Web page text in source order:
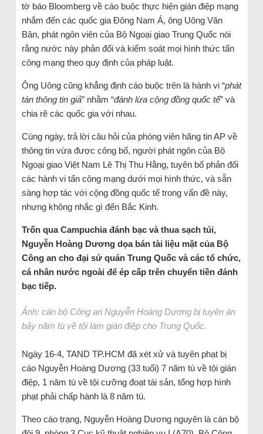
tờ báo Bloomberg về cáo buộc thực hiện gián điệp mạng
nhắm đến các quốc gia Đông Nam Á, ông Uông Văn
Bân, phát ngôn viên của Bộ Ngoại giao Trung Quốc nói
rằng nước này phản đối và kiểm soát mọi hình thức tấn
công mạng theo quy định của pháp luật.
Ông Uông cũng khẳng định cáo buộc trên là hành vi “phát
tán thông tin giả” nhằm “đánh lừa cộng đồng quốc tế” và
chia rẽ các quốc gia với nhau.
Cùng ngày, trả lời câu hỏi của phóng viên hãng tin AP về
thông tin vừa được công bố, người phát ngôn của Bộ
Ngoại giao Việt Nam Lê Thị Thu Hằng, tuyên bố phản đối
các hành vi tấn công mạng dưới mọi hình thức, và sẵn
sàng hợp tác với cộng đồng quốc tế trong vấn đề này,
nhưng không nhắc gì đến Bắc Kinh.
Trốn qua Campuchia đánh bạc và thua sạch túi,
Nguyễn Hoàng Dương dọa bán tài liệu mật của Bộ
Công an cho đại sứ quán Trung Quốc và các tổ chức,
cá nhân nước ngoài để ép cấp trên chuyển tiền đánh
bạc tiếp.
Ảnh: cán bộ Công an Nguyễn Hoàng Dương bị tuyên án
bảy năm tù về tội làm gián điệp cho Trung Quốc.
Ngày 16-4, TAND TP.HCM đã xét xử và tuyên phạt bị
cáo Nguyễn Hoàng Dương (33 tuổi) 7 năm tù về tội gián
điệp, 1 năm tù về tội cưỡng đoạt tài sản, tổng hợp hình
phạt phải chấp hành là 8 năm tù.
Theo cáo trạng, Nguyễn Hoàng Dương nguyên là cán bộ